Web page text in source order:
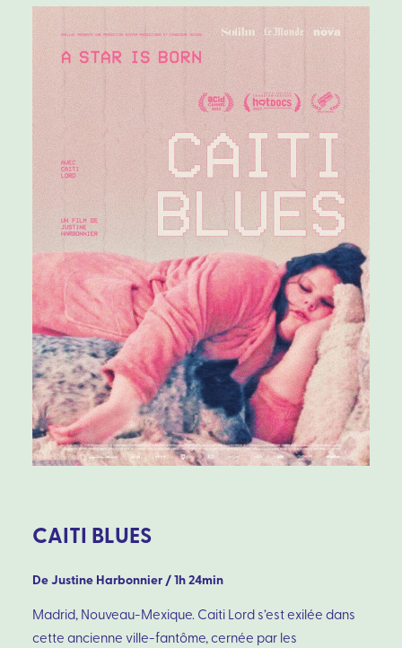
CAITI BLUES
De Justine Harbonnier / 1h 24min
Madrid, Nouveau-Mexique. Caiti Lord s’est exilée dans
cette ancienne ville-fantôme, cernée par les